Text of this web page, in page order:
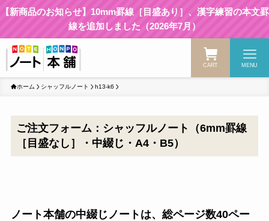
【新商品のお知らせ】10mm罫線［目盛あり］、漢字練習の本文罫
線を追加しました（2026年7月）
CART MENU
ホーム シャッフルノート h13-k6
ご注文フォーム：シャッフルノート（6mm罫線
［目盛なし］・中綴じ・A4・B5）
ノート本舗の中綴じノートは、総ページ数40ペー